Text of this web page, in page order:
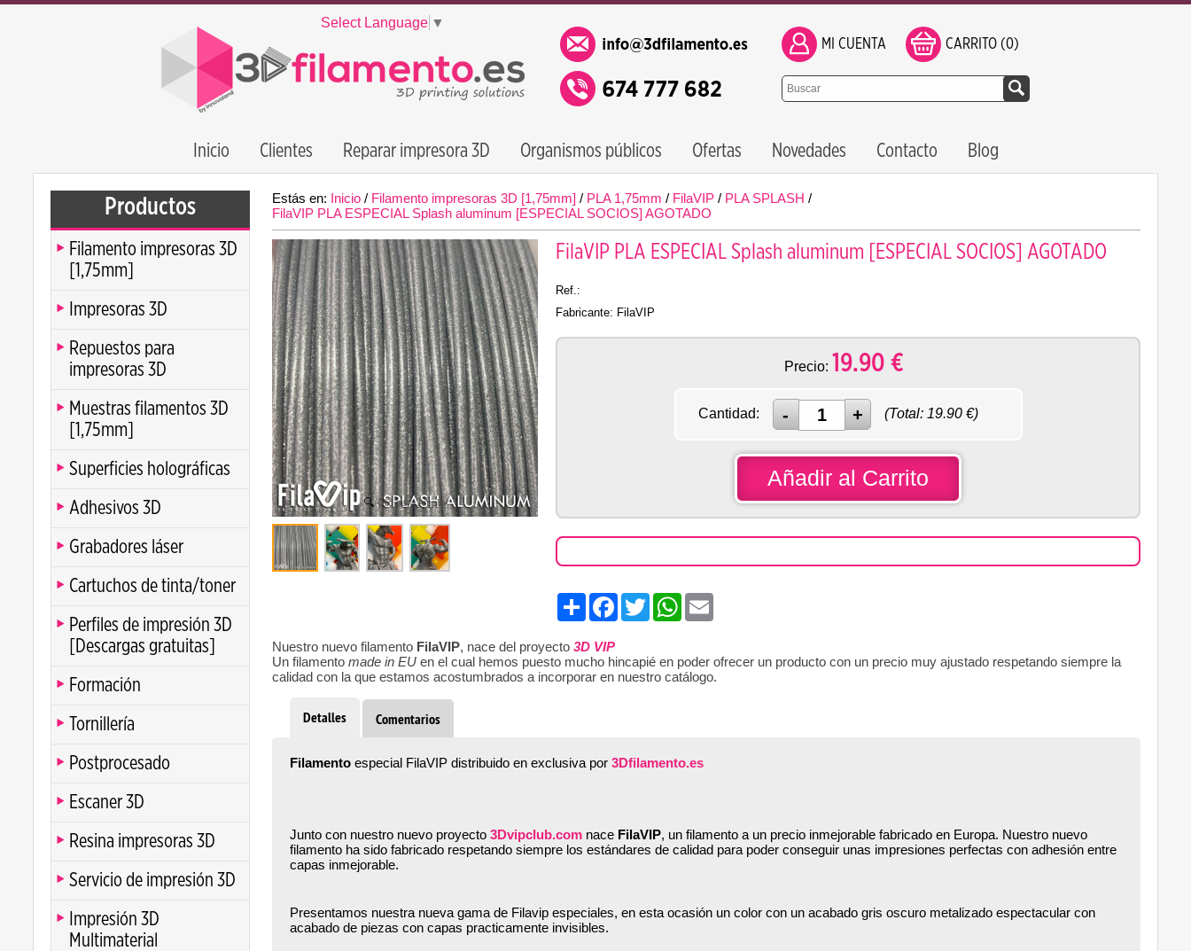
Select Language ▼
MI CUENTA CARRITO (0)
Inicio Clientes Reparar impresora 3D Organismos públicos Ofertas Novedades Contacto Blog
Productos
Filamento impresoras 3D
[1,75mm]
Impresoras 3D
Repuestos para
impresoras 3D
Muestras filamentos 3D
[1,75mm]
Superficies holográficas
Adhesivos 3D
Grabadores láser
Cartuchos de tinta/toner
Perfiles de impresión 3D
[Descargas gratuitas]
Formación
Tornillería
Postprocesado
Escaner 3D
Resina impresoras 3D
Servicio de impresión 3D
Impresión 3D
Multimaterial
Estás en: Inicio / Filamento impresoras 3D [1,75mm] / PLA 1,75mm / FilaVIP / PLA SPLASH /
FilaVIP PLA ESPECIAL Splash aluminum [ESPECIAL SOCIOS] AGOTADO
Clic para Ampliar
FilaVIP PLA ESPECIAL Splash aluminum [ESPECIAL SOCIOS] AGOTADO
Ref.:
Fabricante: FilaVIP
Precio: 19.90 €
Cantidad: (Total: 19.90€)
Añadir al Carrito
Share Facebook
TwitterWhatsApp
Nuestro nuevo filamento FilaVIP, nace del proyecto 3D VIP
Un filamento made in EU en el cual hemos puesto mucho hincapié en poder ofrecer un producto con un precio muy ajustado respetando siempre la
calidad con la que estamos acostumbrados a incorporar en nuestro catálogo.
Detalles Comentarios
Filamento especial FilaVIP distribuido en exclusiva por 3Dfilamento.es
Junto con nuestro nuevo proyecto 3Dvipclub.com nace FilaVIP, un filamento a un precio inmejorable fabricado en Europa. Nuestro nuevo
filamento ha sido fabricado respetando siempre los estándares de calidad para poder conseguir unas impresiones perfectas con adhesión entre
capas inmejorable.
Presentamos nuestra nueva gama de Filavip especiales, en esta ocasión un color con un acabado gris oscuro metalizado espectacular con
acabado de piezas con capas practicamente invisibles.